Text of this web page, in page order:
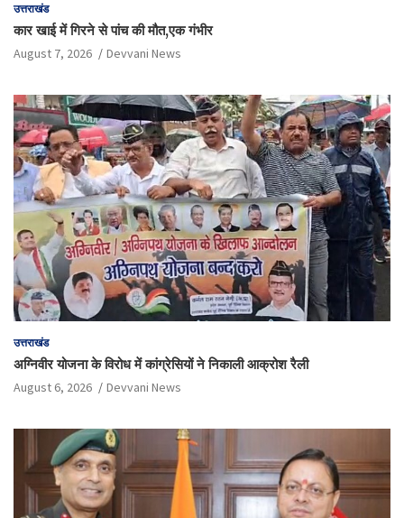
उत्तराखंड
कार खाई में गिरने से पांच की मौत,एक गंभीर
August 7, 2026 Devvani News
उत्तराखंड
अग्निवीर योजना के विरोध में कांग्रेसियों ने निकाली आक्रोश रैली
August 6, 2026 Devvani News